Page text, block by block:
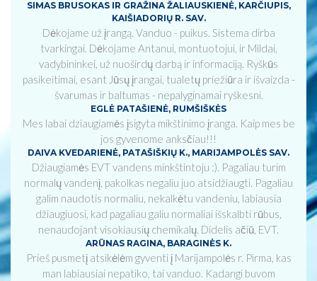
SIMAS BRUSOKAS IR GRAŽINA ŽALIAUSKIENĖ, KARČIUPIS,
KAIŠIADORIŲ R. SAV.
Dėkojame už įrangą. Vanduo - puikus. Sistema dirba
tvarkingai. Dėkojame Antanui, montuotojui, ir Mildai,
vadybininkei, už nuoširdų darbą ir informaciją. Ryškūs
pasikeitimai, esant Jūsų įrangai, tualetų priežiūra ir išvaizda -
švarumas ir baltumas - nepalyginamai ryškesni.
EGLĖ PATAŠIENĖ, RUMŠIŠKĖS
Mes labai dziaugiamės įsigyta mikštinimo įranga. Kaip mes be
jos gyvenome anksčiau!!!
DAIVA KVEDARIENĖ, PATAŠIŠKIŲ K., MARIJAMPOLĖS SAV.
Džiaugiamės EVT vandens minkštintoju :). Pagaliau turim
normalų vandenį, pakolkas negaliu juo atsidžiaugti. Pagaliau
galim naudotis normaliu, nekalkėtu vandeniu, labiausia
džiaugiuosi, kad pagaliau galiu normaliai išskalbti rūbus,
nenaudojant visokiausių chemikalų. Didelis ačiū, EVT.
ARŪNAS RAGINA, BARAGINĖS K.
Prieš pusmetį atsikėlėm gyventi į Marijampolės r. Pirma, kas
man labiausiai nepatiko, tai vanduo. Kadangi buvom